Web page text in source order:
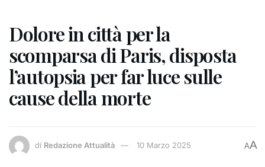
Dolore in città per la
scomparsa di Paris, disposta
l’autopsia per far luce sulle
cause della morte
di Redazione Attualità 10 Marzo 2025 AA